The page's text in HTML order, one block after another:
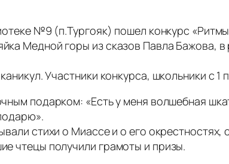
№9 (п.Тургояк) пошел конкурс
Медной горы из сказов Павла Бажова,
Участники конкурса, школьники с
подарком: «Есть у меня волшебная
стихи о Миассе и о его
чтецы получили грамоты и призы.